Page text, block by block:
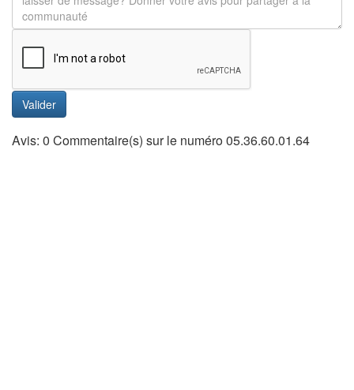
Valider
Avis: 0 Commentaire(s) sur le numéro 05.36.60.01.64